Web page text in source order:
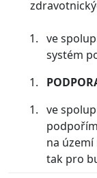
ve
systém
ve
na
tak pro